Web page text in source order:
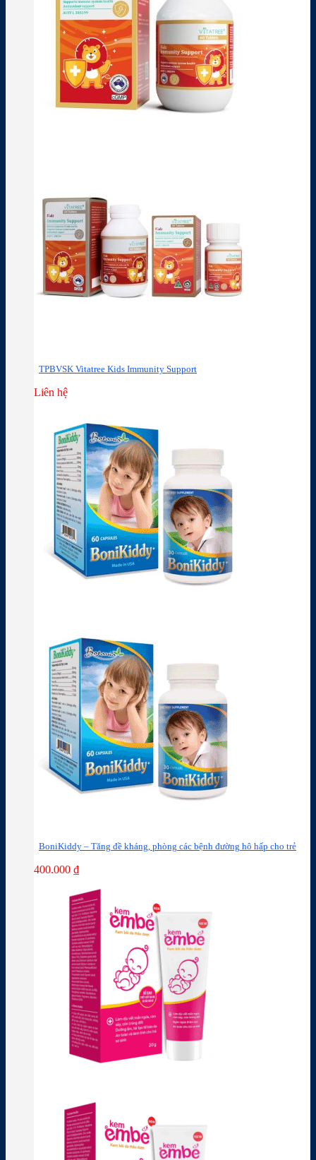
TPBVSK Vitatree Kids Immunity Support
Liên hệ
BoniKiddy – Tăng đề kháng, phòng các bệnh đường hô hấp cho trẻ
400.000 ₫